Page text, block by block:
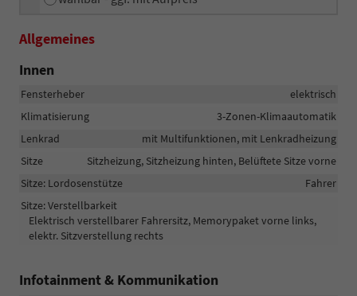
Allgemeines
Innen
Fensterheber
elektrisch
Klimatisierung
3-Zonen-Klimaautomatik
Lenkrad
mit Multifunktionen, mit Lenkradheizung
Sitze
Sitzheizung, Sitzheizung hinten, Belüftete Sitze vorne
Sitze: Lordosenstütze
Fahrer
Sitze: Verstellbarkeit
Elektrisch verstellbarer Fahrersitz, Memorypaket vorne links,
elektr. Sitzverstellung rechts
Infotainment & Kommunikation